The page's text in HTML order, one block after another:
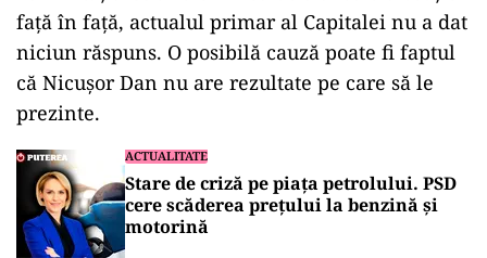
față în față, actualul primar al Capitalei nu a dat
niciun răspuns. O posibilă cauză poate fi faptul
că Nicușor Dan nu are rezultate pe care să le
prezinte.
ACTUALITATE
Stare de criză pe piața petrolului. PSD
cere scăderea prețului la benzină și
motorină